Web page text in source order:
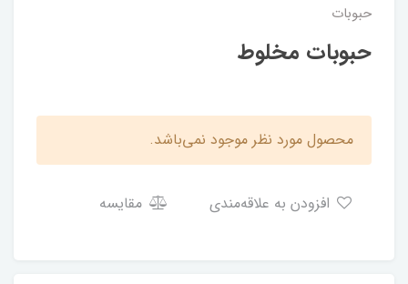
حبوبات
حبوبات مخلوط
محصول مورد نظر موجود نمی‌باشد.
مقایسه